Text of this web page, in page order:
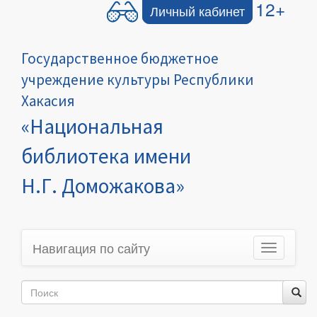
Личный кабинет 12+
Государственное бюджетное
учреждение культуры Республики
Хакасия
«Национальная
библиотека имени
Н.Г. Доможакова»
Toggle
navigation
Навигация по сайту